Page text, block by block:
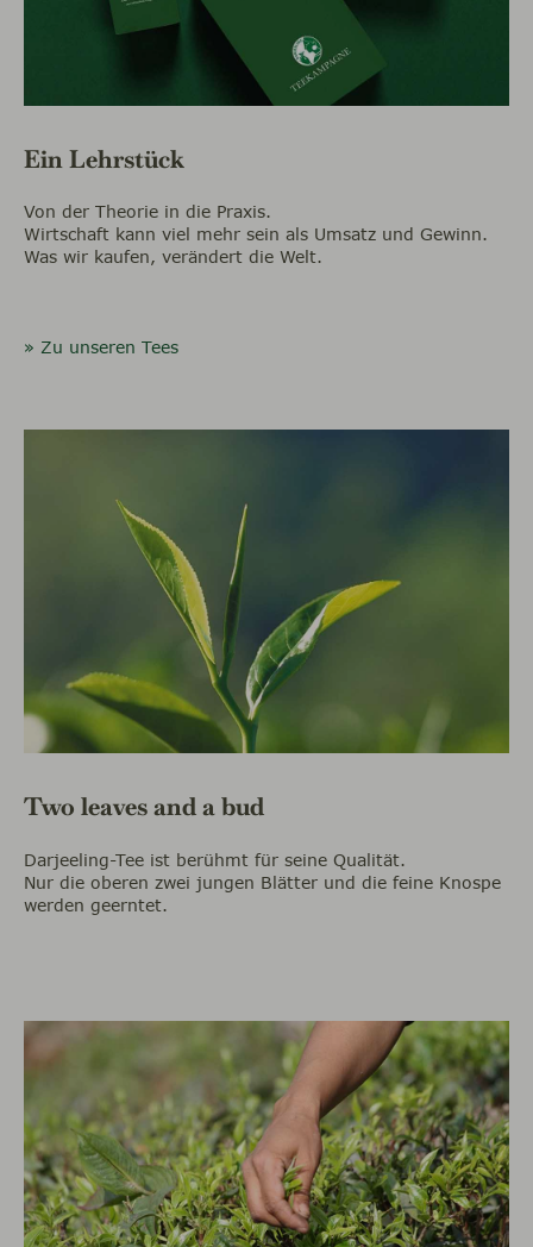
Ein Lehrstück
Von der Theorie in die Praxis.
Wirtschaft kann viel mehr sein als Umsatz und Gewinn.
Was wir kaufen, verändert die Welt.
» Zu unseren Tees
Two leaves and a bud
Darjeeling-Tee ist berühmt für seine Qualität.
Nur die oberen zwei jungen Blätter und die feine Knospe
werden geerntet.